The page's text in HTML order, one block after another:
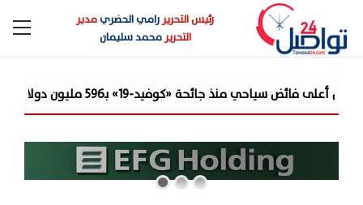
رئيس التحريررامي الحضريمدير
التحريرمحمد سليمان
19» بـ596 مليون دولار فاو: ارتفاع أسعار الغذاء عالميًا 0.6% في